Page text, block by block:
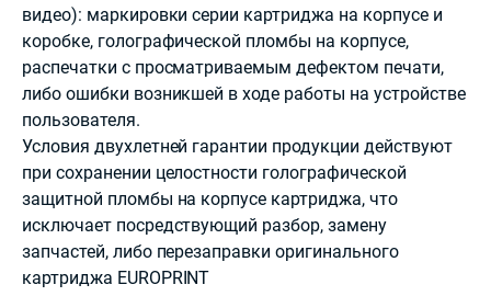
видео): маркировки серии картриджа на корпусе и
коробке, голографической пломбы на корпусе,
распечатки с просматриваемым дефектом печати,
либо ошибки возникшей в ходе работы на устройстве
пользователя.
Условия двухлетней гарантии продукции действуют
при сохранении целостности голографической
защитной пломбы на корпусе картриджа, что
исключает посредствующий разбор, замену
запчастей, либо перезаправки оригинального
картриджа EUROPRINT